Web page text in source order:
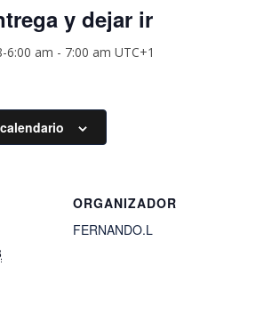
y dejar ir
6:00 am - 7:00 am UTC+1
ORGANIZADOR
FERNANDO.L